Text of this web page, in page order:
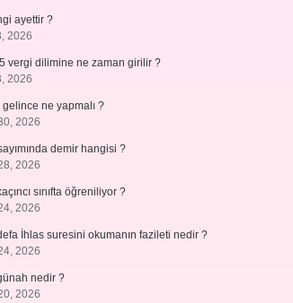
ayettir ?
2026
vergi dilimine ne zaman girilir ?
2026
gelince ne yapmalı ?
2026
demir hangisi ?
2026
sınıfta öğreniliyor ?
2026
İhlas suresini okumanın fazileti nedir ?
2026
nedir ?
2026